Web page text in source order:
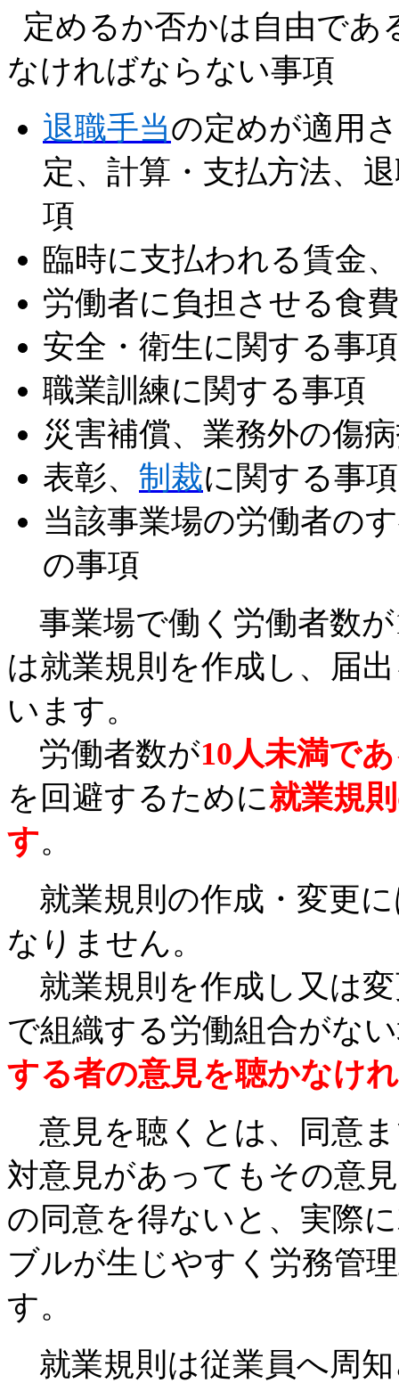
定めるか否かは自由であ
なければならない事項
退職手当の定めが適用
定、計算・支払方法、
項
臨時に支払われる賃金、
労働者に負担させる食
安全・衛生に関する事項
職業訓練に関する事項
災害補償、業務外の傷
表彰、 制裁に関する事項
当該事業場の労働者の
の事項
事業場で働く労働者数
は就業規則を作成し、届
います。
労働者数が10人未満で
を回避するために就業規
す。
就業規則の作成・変更
なりません。
就業規則を作成し又は
で組織する労働組合がな
する者の意見を聴かなけ
意見を聴くとは、同意
対意見があってもその意
の同意を得ないと、実際
ブルが生じやすく労務管
す。
就業規則は従業員へ周